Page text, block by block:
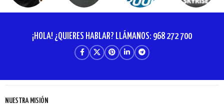
¡HOLA! ¿QUIERES HABLAR? LLÁMANOS: 968 272 700
NUESTRA MISIÓN